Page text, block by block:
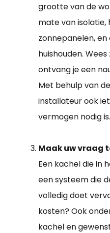
grootte van de
mate van
zonnepanelen,
huishouden.
ontvang je een
Met behulp van
installateur ook
vermogen nodig is.
Maak uw vraag
Een kachel die in
een systeem die
volledig doet
kosten? Ook
kachel en